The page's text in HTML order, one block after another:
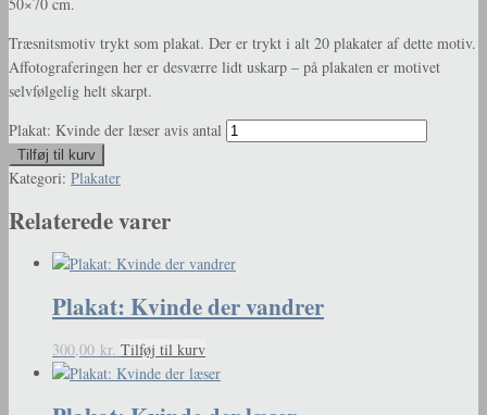
Træsnitsmotiv trykt som plakat. Der er trykt i alt 20 plakater af dette motiv.
Affotograferingen her er desværre lidt uskarp – på plakaten er motivet
selvfølgelig helt skarpt.
Plakat: Kvinde der læser avis antal
Tilføj til kurv
Kategori: Plakater
Relaterede varer
Plakat: Kvinde der vandrer
300,00 kr. Tilføj til kurv